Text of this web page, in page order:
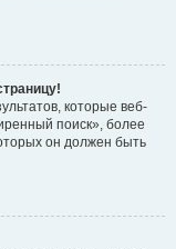
которые веб-
поиск», более
он должен быть